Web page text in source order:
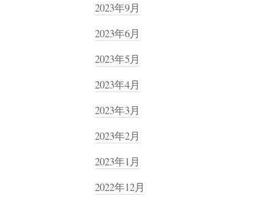
2023年9月
2023年6月
2023年5月
2023年4月
2023年3月
2023年2月
2023年1月
2022年12月